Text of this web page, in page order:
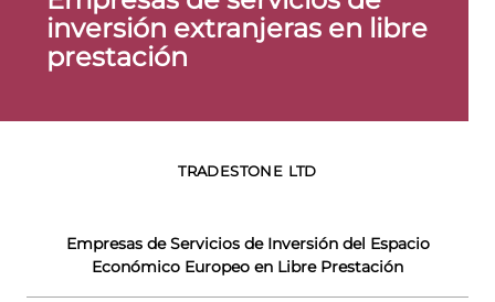
inversión extranjeras en libre
prestación
TRADESTONE LTD
Empresas de Servicios de Inversión del Espacio
Económico Europeo en Libre Prestación